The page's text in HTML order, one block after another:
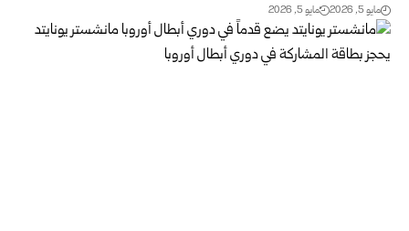
مايو 5, 2026 مايو 5, 2026